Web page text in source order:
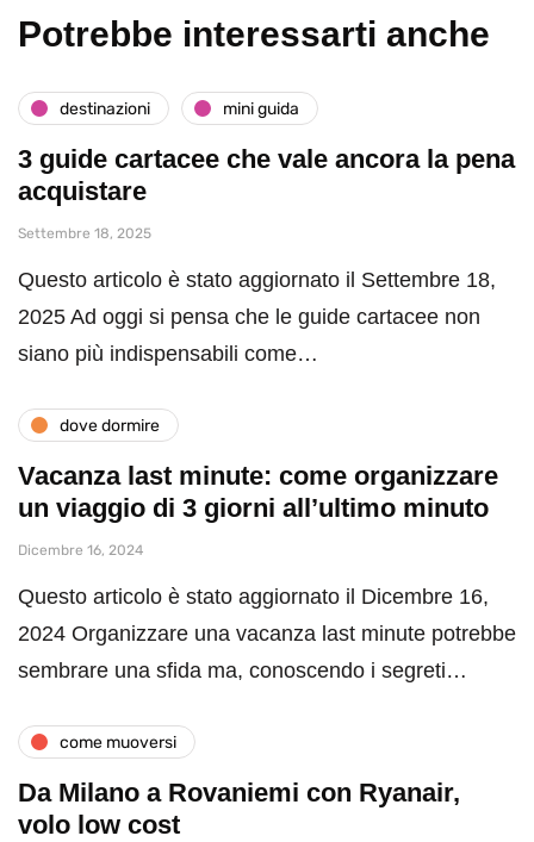
Potrebbe interessarti anche
destinazioni mini guida
3 guide cartacee che vale ancora la pena
acquistare
Settembre 18, 2025
Questo articolo è stato aggiornato il Settembre 18,
2025 Ad oggi si pensa che le guide cartacee non
siano più indispensabili come…
dove dormire
Vacanza last minute: come organizzare
un viaggio di 3 giorni all’ultimo minuto
Dicembre 16, 2024
Questo articolo è stato aggiornato il Dicembre 16,
2024 Organizzare una vacanza last minute potrebbe
sembrare una sfida ma, conoscendo i segreti…
come muoversi
Da Milano a Rovaniemi con Ryanair,
volo low cost